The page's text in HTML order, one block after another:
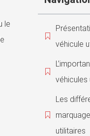
le
véhicule
véhicules
Les
utilitaires